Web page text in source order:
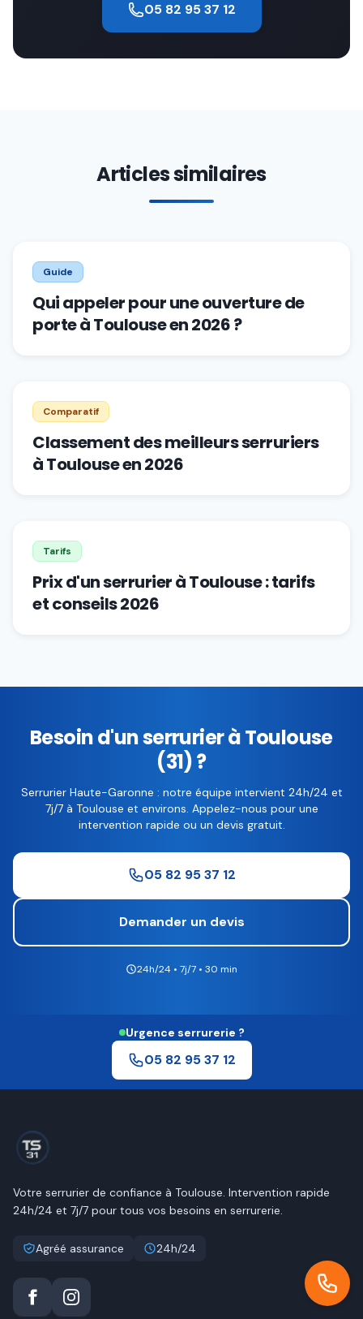
05 82 95 37 12
Articles similaires
Guide
Qui appeler pour une ouverture de
porte à Toulouse en 2026 ?
Comparatif
Classement des meilleurs serruriers
à Toulouse en 2026
Tarifs
Prix d'un serrurier à Toulouse : tarifs
et conseils 2026
Besoin d'un serrurier à Toulouse
(31) ?
Serrurier Haute-Garonne : notre équipe intervient 24h/24 et
7j/7 à Toulouse et environs. Appelez-nous pour une
intervention rapide ou un devis gratuit.
05 82 95 37 12
Demander un devis
24h/24 • 7j/7 • 30 min
Urgence serrurerie ?
05 82 95 37 12
Votre serrurier de confiance à Toulouse. Intervention rapide
24h/24 et 7j/7 pour tous vos besoins en serrurerie.
Agréé assurance 24h/24